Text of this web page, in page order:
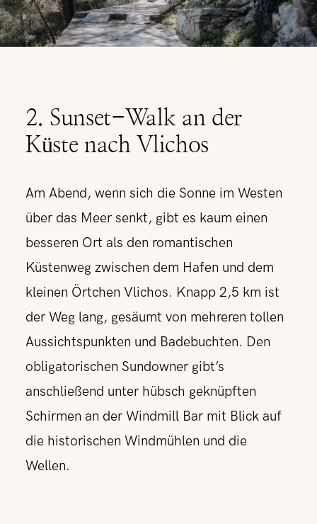
2. Sunset-Walk an der
Küste nach Vlichos
Am Abend, wenn sich die Sonne im Westen
über das Meer senkt, gibt es kaum einen
besseren Ort als den romantischen
Küstenweg zwischen dem Hafen und dem
kleinen Örtchen Vlichos. Knapp 2,5 km ist
der Weg lang, gesäumt von mehreren tollen
Aussichtspunkten und Badebuchten. Den
obligatorischen Sundowner gibt’s
anschließend unter hübsch geknüpften
Schirmen an der Windmill Bar mit Blick auf
die historischen Windmühlen und die
Wellen.